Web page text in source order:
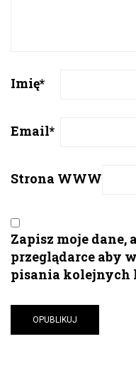
Imię*
Email*
Strona WWW
Zapisz moje
przeglądarce aby
pisania kolejnych